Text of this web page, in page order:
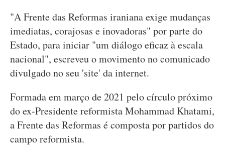
"A Frente das Reformas iraniana exige mudanças
imediatas, corajosas e inovadoras" por parte do
Estado, para iniciar "um diálogo eficaz à escala
nacional", escreveu o movimento no comunicado
divulgado no seu 'site' da internet.
Formada em março de 2021 pelo círculo próximo
do ex-Presidente reformista Mohammad Khatami,
a Frente das Reformas é composta por partidos do
campo reformista.